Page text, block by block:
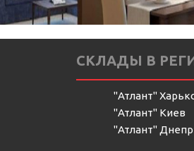
СКЛАДЫ В
"Атлант"
"Атлант" Киев
"Атлант" Днепр